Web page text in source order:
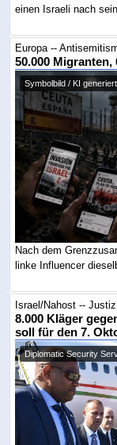
einen Israeli nach
Europa --
50.000
Symbolbild / KI generiert
Nach dem
linke Influencer
Israel/Nahost -- Justiz
8.000 Kläger
soll für den 7.
Diplomatic Security